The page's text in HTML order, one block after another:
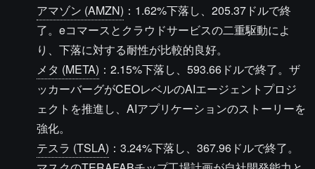
アマゾン (AMZN) ：1.62%下落し、205.37ドルで終
了。eコマースとクラウドサービスの二重駆動によ
り、下落に対する耐性が比較的良好。
メタ (META) ：2.15%下落し、593.66ドルで終了。ザ
ッカーバーグがCEOレベルのAIエージェントプロジ
ェクトを推進し、AIアプリケーションのストーリーを
強化。
テスラ (TSLA) ：3.24%下落し、367.96ドルで終了。